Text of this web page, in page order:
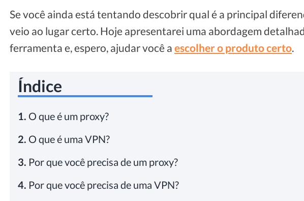
Se você ainda está tentando descobrir qual é a principal
veio ao lugar certo. Hoje apresentarei uma abordagem
ferramenta e, espero, ajudar você a escolher o produto certo.
Índice
1. O que é um proxy?
2. O que é uma VPN?
3. Por que você precisa de um proxy?
4. Por que você precisa de uma VPN?